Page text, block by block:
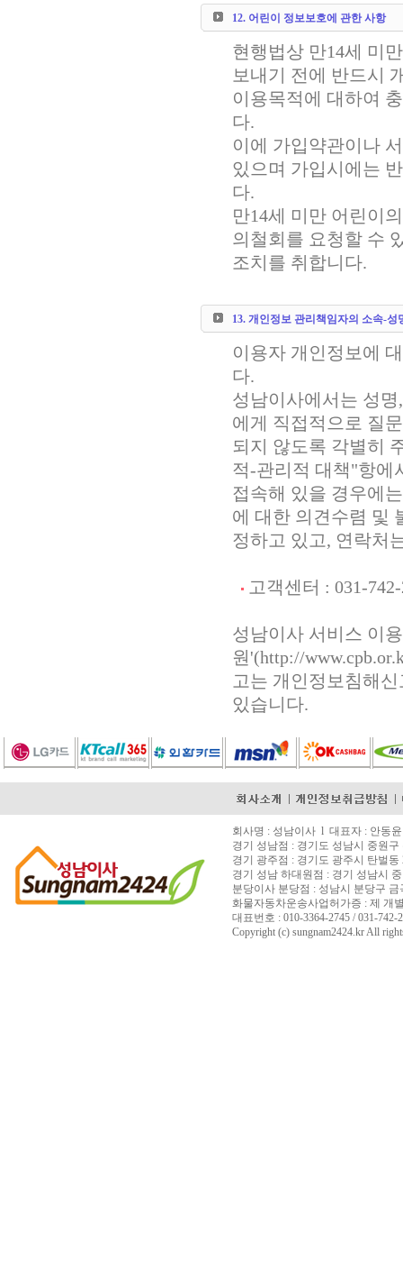
12. 어린이 정보보호에 관한 사항
현행법상 만14세 미
보내기 전에 반드시
이용목적에 대하여
다.
이에 가입약관이나
있으며 가입시에는
다.
만14세 미만 어린이
의철회를 요청할 수
조치를 취합니다.
13. 개인정보 관리책임자의 소속-성
이용자 개인정보에
다.
성남이사에서는 성
에게 직접적으로 질
되지 않도록 각별히
적-관리적 대책"항에
접속해 있을 경우에
에 대한 의견수렴 및
정하고 있고, 연락처
고객센터 : 031-
성남이사 서비스 이
원'(http://
고는 개인정보침해
있습니다.
회사명 : 성남이사 l 대표자 : 안동
경기 성남점 : 경기도 성남시 중원
경기 광주점 : 경기도 광주시 탄벌동
경기 성남 하대원점 : 경기 성남시
분당이사 분당점 : 성남시 분당구 금
화물자동차운송사업허가증 : 제 개
대표번호 : 010-3364-2745 / 031-742-
Copyright (c) sungnam2424.kr All